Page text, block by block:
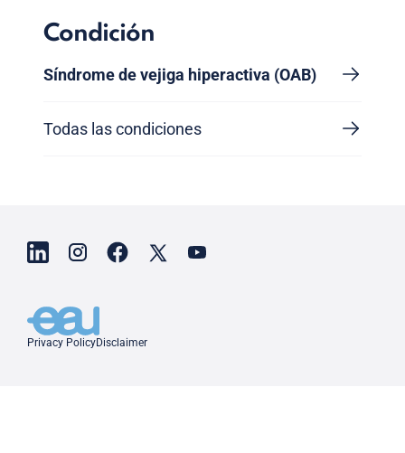
Condición
Síndrome de vejiga hiperactiva (OAB)
Todas las condiciones
Privacy PolicyDisclaimer